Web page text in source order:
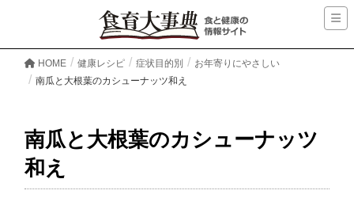
HOME 健康レシピ 症状目的別
お年寄りにやさしい
南瓜と大根葉のカシューナッツ和え
南瓜と大根葉のカシューナッツ
和え